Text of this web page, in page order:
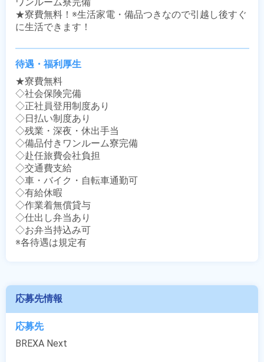
★寮費無料！※生活家電・備品つきなので引越し後すぐ
に生活できます！
待遇・福利厚生
★寮費無料
◇社会保険完備
◇正社員登用制度あり
◇日払い制度あり
◇残業・深夜・休出手当
◇備品付きワンルーム寮完備
◇赴任旅費会社負担
◇交通費支給
◇車・バイク・自転車通勤可
◇有給休暇
◇作業着無償貸与
◇仕出し弁当あり
◇お弁当持込み可
※各待遇は規定有
応募先情報
応募先
BREXA Next